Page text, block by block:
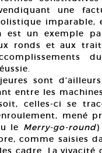
une
imparable,
un exemple
ronds et aux
sont
entre les
celles-ci se
mené
le Merry-go-round)
comme saisies
cadre. La